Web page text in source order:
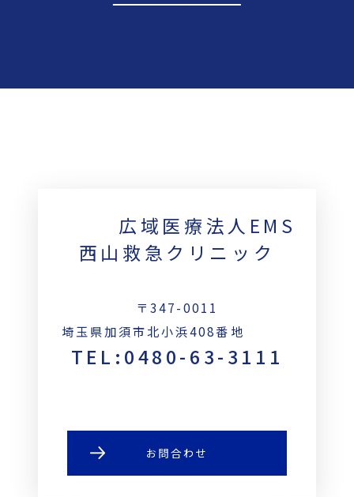
広域医療法人EMS
西山救急クリニック
〒347-0011
埼玉県加須市北小浜408番地
TEL:0480-63-3111
お問合わせ